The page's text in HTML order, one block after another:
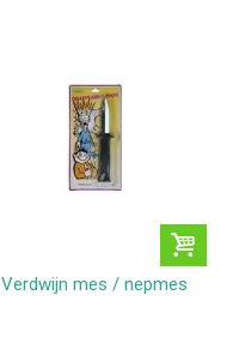
Verdwijn mes / nepmes